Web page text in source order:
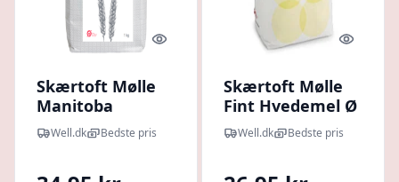
Quick look
Skærtoft Mølle
Manitoba
Hvedemel
Fintsigtet Ø (1
Well.dk Bedste pris
Quick
Skærtoft Mølle
Fint Hvedemel Ø
(1 kg)
Well.dk Bedste pris